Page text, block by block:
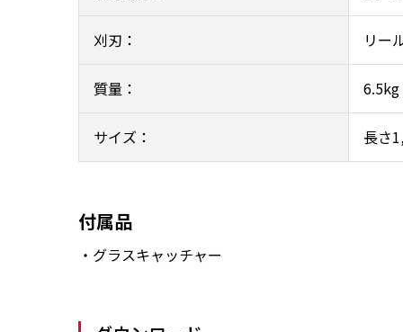
刈刃： リー
質量： 6.5kg
サイズ： 長さ
付属品
・グラスキャッチャー